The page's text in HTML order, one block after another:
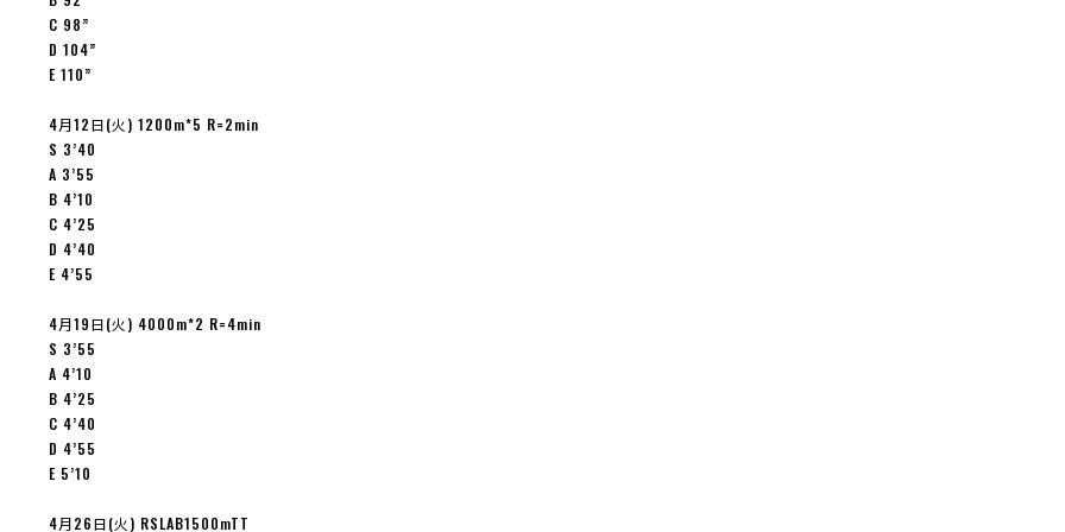
C 98”
D 104”
E 110”
4月12日(火) 1200m*5 R=2min
S 3’40
A 3’55
B 4’10
C 4’25
D 4’40
E 4’55
4月19日(火) 4000m*2 R=4min
S 3’55
A 4’10
B 4’25
C 4’40
D 4’55
E 5’10
4月26日(火) RSLAB1500mTT